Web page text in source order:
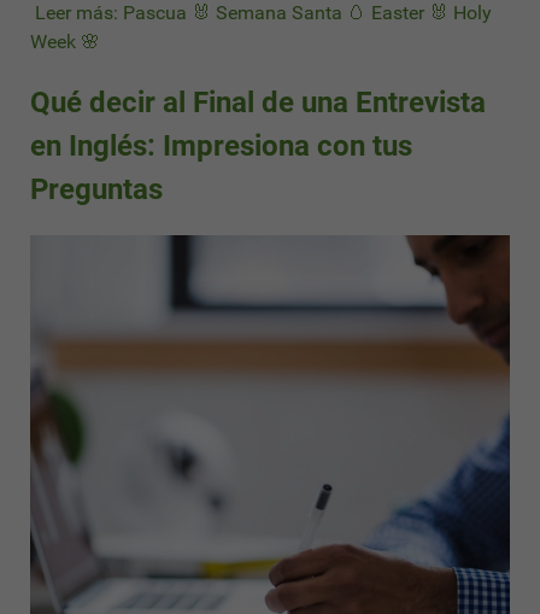
Leer más: Pascua 🐰 Semana Santa 🥚 Easter 🐰 Holy
Week 🌸
Qué decir al Final de una Entrevista
en Inglés: Impresiona con tus
Preguntas